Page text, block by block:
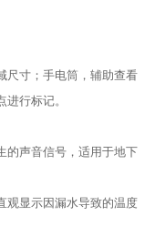
尺寸；手电筒，辅助查看
行标记。​
的声音信号，适用于地下
观显示因漏水导致的温度